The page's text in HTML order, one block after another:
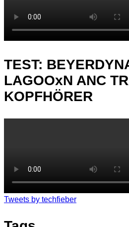
TEST:
LAGOOxN ANC
KOPFHÖRER
Tweets by techfieber